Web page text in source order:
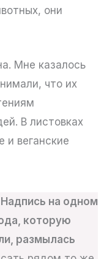
они
Мне казалось
что их
В листовках
и веганские
на одном
которую
размылась